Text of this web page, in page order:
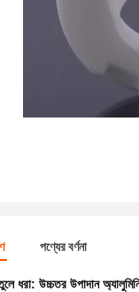
পণ্যের বর্ণনা
ধরা: উচ্চতর উপাদান